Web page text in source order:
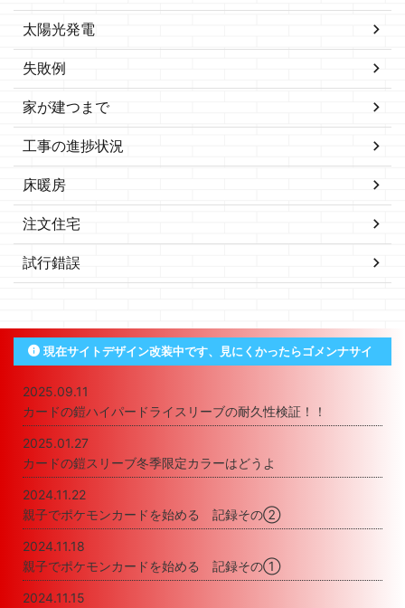
太陽光発電
失敗例
家が建つまで
工事の進捗状況
床暖房
注文住宅
試行錯誤
現在サイトデザイン改装中です、見にくかったらゴメンナサイ
2025.09.11
カードの鎧ハイパードライスリーブの耐久性検証！！
2025.01.27
カードの鎧スリーブ冬季限定カラーはどうよ
2024.11.22
親子でポケモンカードを始める 記録その②
2024.11.18
親子でポケモンカードを始める 記録その①
2024.11.15